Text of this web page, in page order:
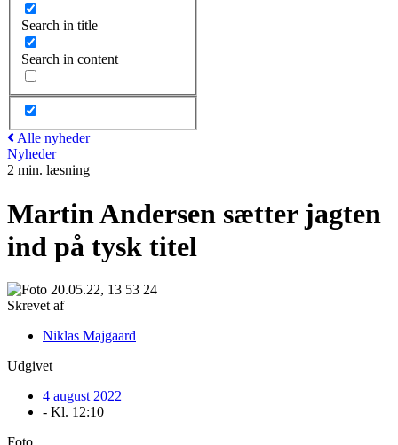
Search in title
Search in content
Alle nyheder
Nyheder
2 min. læsning
Martin Andersen sætter jagten
ind på tysk titel
Skrevet af
Niklas Majgaard
Udgivet
4 august 2022
- Kl. 12:10
Foto